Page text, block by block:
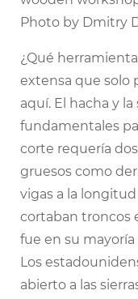
Photo by Dmitry
¿Qué
extensa que solo
aquí. El hacha y
fundamentales
corte requería
gruesos como
vigas a la longitud
cortaban troncos
fue en su
Los
abierto a las